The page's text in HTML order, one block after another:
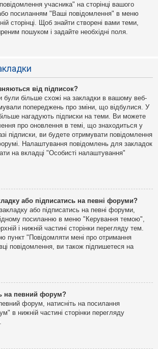
учасника" на сторінці вашого
посиланням "Ваші повідомлення" в меню
сторінці. Щоб знайти створені вами теми,
пошуком і задайте необхідні поля.
від підписок?
були більше схожі на закладки в вашому веб-
попереджень про зміни, що відбулися. У
нагадують підписки на теми. Ви можете
про оновлення в темі, що знаходиться у
підписки, ви будете отримувати повідомлення
Налаштування повідомлень для закладок
на вкладці "Особисті налаштування"
або підписатись на певні форуми?
або підписатись на певні форуми,
посиланню в меню "Керування темою",
і нижній частині сторінки перегляду тем.
пункт "Повідомляти мені про отримання
повідомлення, ви також підпишетеся на
на певний форум?
форум, натисніть на посилання
в нижній частині сторінки перегляду